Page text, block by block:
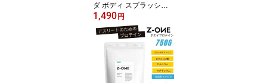
ダ ボディ スプラッシュ
マリアリゲル 95ml レデ
ィース 女性 コスメ ギフ
ト
1,490円